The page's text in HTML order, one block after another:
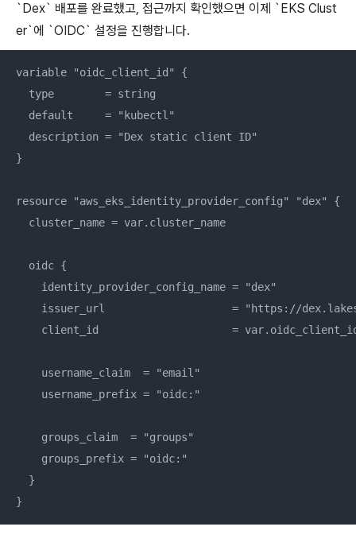
`Dex` 배포를 완료했고, 접근까지 확인했으면 이제 `EKS Clust
er`에 `OIDC` 설정을 진행합니다.
variable "oidc_client_id" {
  type        = string
  default     = "kubectl"
  description = "Dex static client ID"
}
resource "aws_eks_identity_provider_config" "dex" {
  cluster_name = var.cluster_name
  oidc {
    identity_provider_config_name = "dex"
issuer_url                    = "https://
client_id                     =
    username_claim  = "email"
    username_prefix = "oidc:"
    groups_claim  = "groups"
    groups_prefix = "oidc:"
  }
}